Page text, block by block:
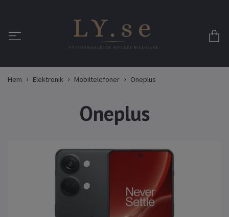
Hem Elektronik Mobiltelefoner Oneplus
Oneplus